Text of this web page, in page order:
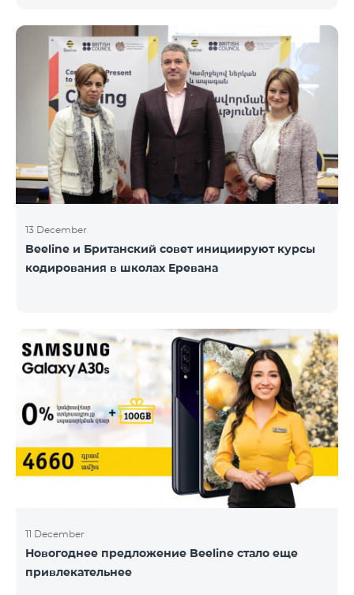
ассоциация» и при содействии Beeline.
Награждение проводится с целью дать оценку
проделанной работе в сфере общественных
связей и коммуникаций, одновременно озвучить
имеющиеся в сфере проблемы, достижения и
вызовы. Армянская PR-ассоциация в течение года
проводила мониторинг происходящих в этой
области событий на основе
13 December
Beeline и Британский совет инициируют курсы
кодирования в школах Еревана
11 December
Новогоднее предложение Beeline стало еще
привлекательнее